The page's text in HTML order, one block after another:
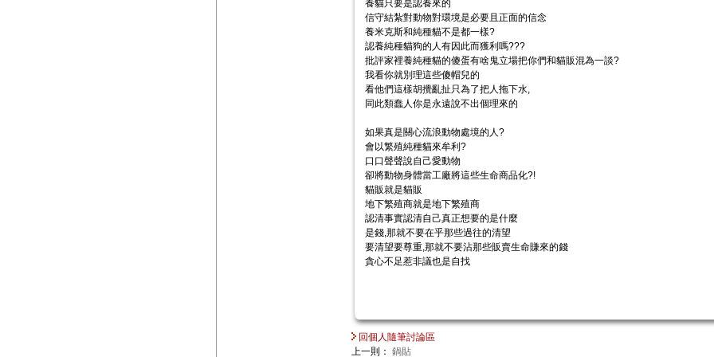
養貓只要是認養來的
信守結紮對動物對環境是必要且正面的信念
養米克斯和純種貓不是都一樣?
認養純種貓狗的人有因此而獲利嗎???
批評家裡養純種貓的傻蛋有啥鬼立場把你們和貓販混為一談?
我看你就別理這些傻帽兒的
看他們這樣胡攪亂扯只為了把人拖下水,
同此類蠢人你是永遠說不出個理來的
如果真是關心流浪動物處境的人?
會以繁殖純種貓來牟利?
口口聲聲說自己愛動物
卻將動物身體當工廠將這些生命商品化?!
貓販就是貓販
地下繁殖商就是地下繁殖商
認清事實認清自己真正想要的是什麼
是錢,那就不要在乎那些過往的清望
要清望要尊重,那就不要沾那些販賣生命賺來的錢
貪心不足惹非議也是自找
回個人隨筆討論區
上一則： 鍋貼